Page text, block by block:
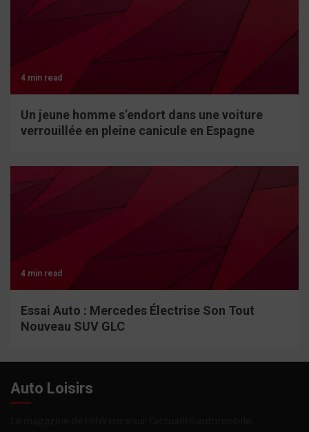
4 min read
Un jeune homme s’endort dans une voiture
verrouillée en pleine canicule en Espagne
4 min read
Essai Auto : Mercedes Électrise Son Tout
Nouveau SUV GLC
Auto Loisirs